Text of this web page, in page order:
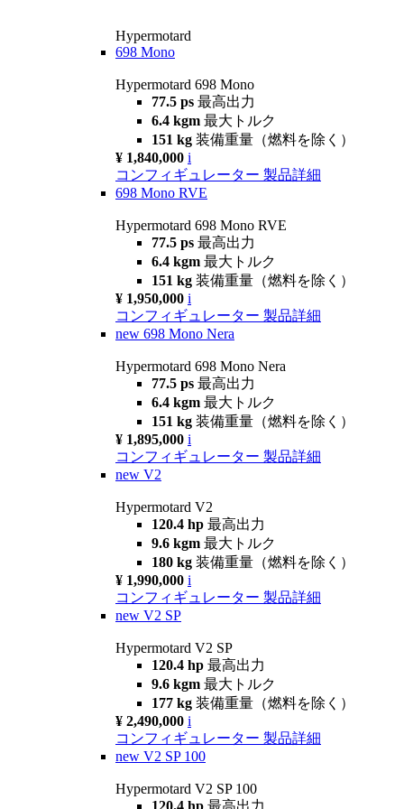
Hypermotard
698 Mono
Hypermotard 698 Mono
77.5 ps 最高出力
6.4 kgm 最大トルク
151 kg 装備重量（燃料を除く）
¥ 1,840,000 i
コンフィギュレーター 製品詳細
698 Mono RVE
Hypermotard 698 Mono RVE
77.5 ps 最高出力
6.4 kgm 最大トルク
151 kg 装備重量（燃料を除く）
¥ 1,950,000 i
コンフィギュレーター 製品詳細
new 698 Mono Nera
Hypermotard 698 Mono Nera
77.5 ps 最高出力
6.4 kgm 最大トルク
151 kg 装備重量（燃料を除く）
¥ 1,895,000 i
コンフィギュレーター 製品詳細
new V2
Hypermotard V2
120.4 hp 最高出力
9.6 kgm 最大トルク
180 kg 装備重量（燃料を除く）
¥ 1,990,000 i
コンフィギュレーター 製品詳細
new V2 SP
Hypermotard V2 SP
120.4 hp 最高出力
9.6 kgm 最大トルク
177 kg 装備重量（燃料を除く）
¥ 2,490,000 i
コンフィギュレーター 製品詳細
new V2 SP 100
Hypermotard V2 SP 100
120.4 hp 最高出力